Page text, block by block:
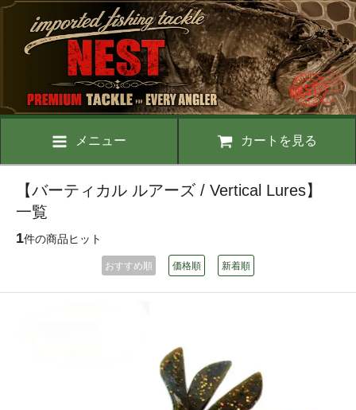
メニュー カートを見る
【バーティカル ルアーズ / Vertical Lures】
一覧
1件の商品ヒット
おすすめ順 価格順 新着順